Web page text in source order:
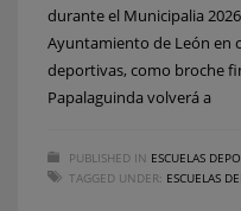
durante el Municipalia
Ayuntamiento de León en
deportivas, como broche
Papalaguinda volverá a
PUBLISHED IN ESCUELAS
TAGGED UNDER: ESCUELAS